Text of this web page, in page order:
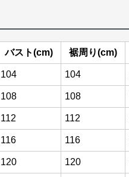
バスト(cm) 裾周り(cm)
104 104
108 108
112 112
116 116
120 120